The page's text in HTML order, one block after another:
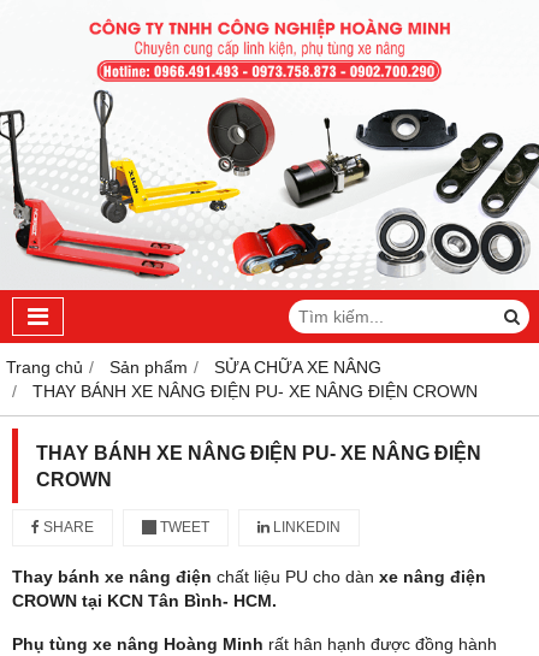
Trang chủ Sản phẩm
SỬA CHỮA XE NÂNG
THAY BÁNH XE NÂNG ĐIỆN PU- XE NÂNG ĐIỆN CROWN
THAY BÁNH XE NÂNG ĐIỆN PU- XE NÂNG ĐIỆN
CROWN
SHARE TWEET LINKEDIN
Thay bánh xe nâng điện chất liệu PU cho dàn xe nâng điện
CROWN tại KCN Tân Bình- HCM.
Phụ tùng xe nâng Hoàng Minh rất hân hạnh được đồng hành